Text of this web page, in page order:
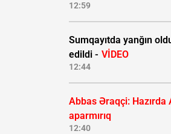
12:59
Sumqayıtda yanğın
edildi - VİDEO
12:44
Abbas Əraqçi: Hazırda
aparmırıq
12:40